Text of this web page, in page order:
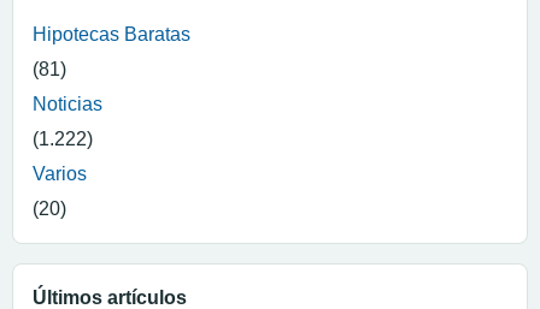
Hipotecas Baratas
(81)
Noticias
(1.222)
Varios
(20)
Últimos artículos